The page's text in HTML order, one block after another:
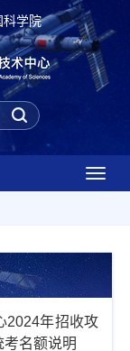
科学院
T
o
l
e
n
a
2024年招收攻
名额说明